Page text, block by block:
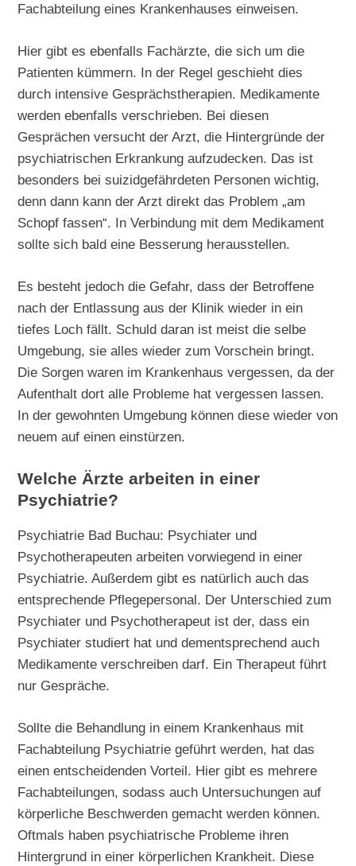
Fachabteilung eines Krankenhauses einweisen.
Hier gibt es ebenfalls Fachärzte, die sich um die
Patienten kümmern. In der Regel geschieht dies
durch intensive Gesprächstherapien. Medikamente
werden ebenfalls verschrieben. Bei diesen
Gesprächen versucht der Arzt, die Hintergründe der
psychiatrischen Erkrankung aufzudecken. Das ist
besonders bei suizidgefährdeten Personen wichtig,
denn dann kann der Arzt direkt das Problem „am
Schopf fassen“. In Verbindung mit dem Medikament
sollte sich bald eine Besserung herausstellen.
Es besteht jedoch die Gefahr, dass der Betroffene
nach der Entlassung aus der Klinik wieder in ein
tiefes Loch fällt. Schuld daran ist meist die selbe
Umgebung, sie alles wieder zum Vorschein bringt.
Die Sorgen waren im Krankenhaus vergessen, da der
Aufenthalt dort alle Probleme hat vergessen lassen.
In der gewohnten Umgebung können diese wieder von
neuem auf einen einstürzen.
Welche Ärzte arbeiten in einer
Psychiatrie?
Psychiatrie Bad Buchau: Psychiater und
Psychotherapeuten arbeiten vorwiegend in einer
Psychiatrie. Außerdem gibt es natürlich auch das
entsprechende Pflegepersonal. Der Unterschied zum
Psychiater und Psychotherapeut ist der, dass ein
Psychiater studiert hat und dementsprechend auch
Medikamente verschreiben darf. Ein Therapeut führt
nur Gespräche.
Sollte die Behandlung in einem Krankenhaus mit
Fachabteilung Psychiatrie geführt werden, hat das
einen entscheidenden Vorteil. Hier gibt es mehrere
Fachabteilungen, sodass auch Untersuchungen auf
körperliche Beschwerden gemacht werden können.
Oftmals haben psychiatrische Probleme ihren
Hintergrund in einer körperlichen Krankheit. Diese